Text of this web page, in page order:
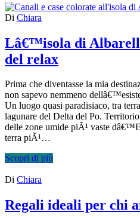
Di Chiara
Lâ€™isola di
del relax
Prima che diventasse la mia
non sapevo nemmeno
Un luogo quasi paradisiaco, tra
lagunare del Delta del Po.
delle zone umide piÃ¹ vaste
terra piÃ¹…
Scopri di più
Di Chiara
Regali ideali per chi